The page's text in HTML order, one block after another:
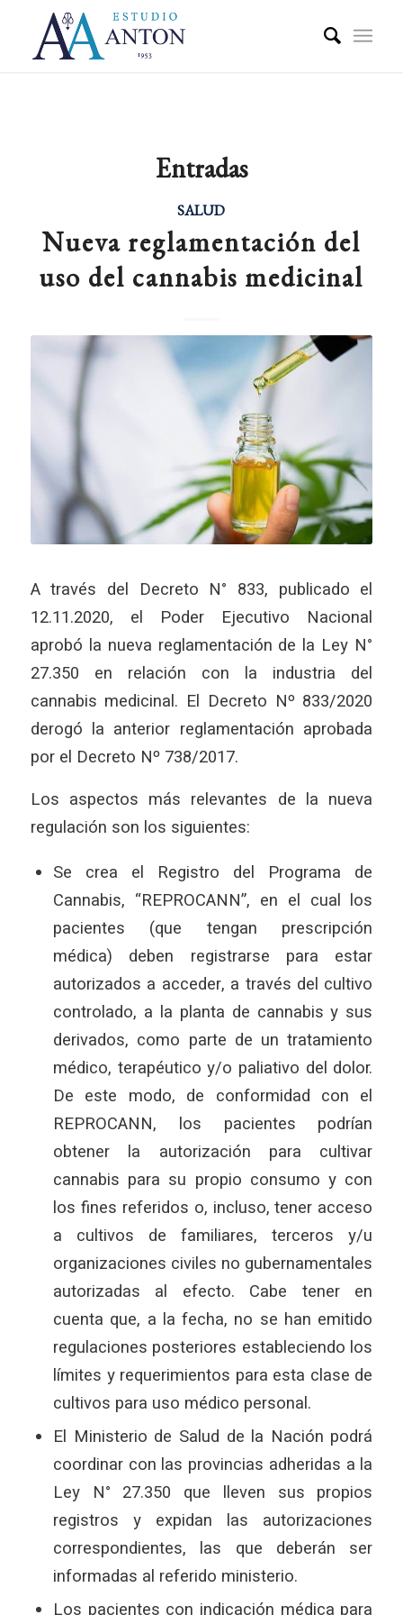
Entradas
SALUD
Nueva reglamentación del
uso del cannabis medicinal
A través del Decreto N° 833, publicado el
12.11.2020, el Poder Ejecutivo Nacional
aprobó la nueva reglamentación de la Ley N°
27.350 en relación con la industria del
cannabis medicinal. El Decreto Nº 833/2020
derogó la anterior reglamentación aprobada
por el Decreto Nº 738/2017.
Los aspectos más relevantes de la nueva
regulación son los siguientes:
Se crea el Registro del Programa de
Cannabis, “REPROCANN”, en el cual los
pacientes (que tengan prescripción
médica) deben registrarse para estar
autorizados a acceder, a través del cultivo
controlado, a la planta de cannabis y sus
derivados, como parte de un tratamiento
médico, terapéutico y/o paliativo del dolor.
De este modo, de conformidad con el
REPROCANN, los pacientes podrían
obtener la autorización para cultivar
cannabis para su propio consumo y con
los fines referidos o, incluso, tener acceso
a cultivos de familiares, terceros y/u
organizaciones civiles no gubernamentales
autorizadas al efecto. Cabe tener en
cuenta que, a la fecha, no se han emitido
regulaciones posteriores estableciendo los
límites y requerimientos para esta clase de
cultivos para uso médico personal.
El Ministerio de Salud de la Nación podrá
coordinar con las provincias adheridas a la
Ley N° 27.350 que lleven sus propios
registros y expidan las autorizaciones
correspondientes, las que deberán ser
informadas al referido ministerio.
Los pacientes con indicación médica para